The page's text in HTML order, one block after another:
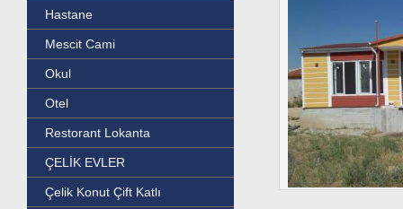
Hastane
Mescit Cami
Okul
Otel
Restorant Lokanta
ÇELİK EVLER
Çelik Konut Çift Katlı